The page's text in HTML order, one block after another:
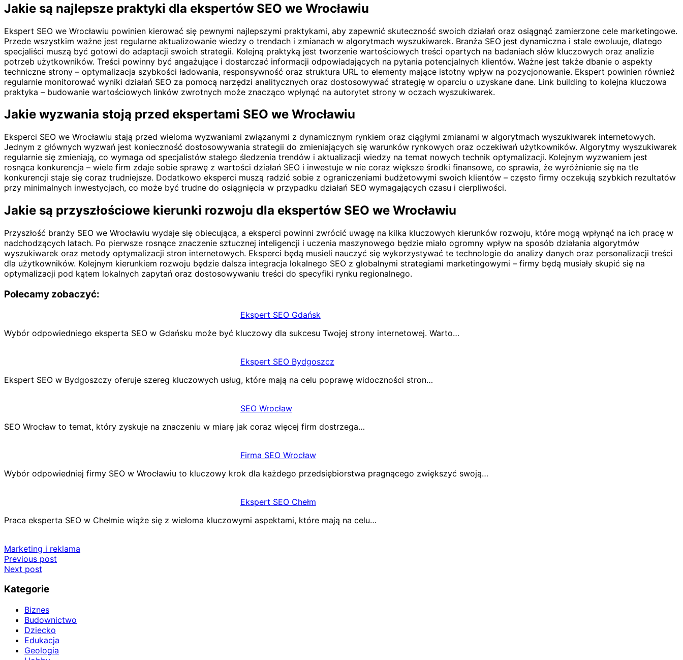
Jakie są najlepsze praktyki dla ekspertów SEO we Wrocławiu
Ekspert SEO we Wrocławiu powinien kierować się pewnymi najlepszymi praktykami, aby zapewnić skuteczność swoich działań oraz osiągnąć zamierzone cele marketingowe.
Przede wszystkim ważne jest regularne aktualizowanie wiedzy o trendach i zmianach w algorytmach wyszukiwarek. Branża SEO jest dynamiczna i stale ewoluuje, dlatego
specjaliści muszą być gotowi do adaptacji swoich strategii. Kolejną praktyką jest tworzenie wartościowych treści opartych na badaniach słów kluczowych oraz analizie
potrzeb użytkowników. Treści powinny być angażujące i dostarczać informacji odpowiadających na pytania potencjalnych klientów. Ważne jest także dbanie o aspekty
techniczne strony – optymalizacja szybkości ładowania, responsywność oraz struktura URL to elementy mające istotny wpływ na pozycjonowanie. Ekspert powinien również
regularnie monitorować wyniki działań SEO za pomocą narzędzi analitycznych oraz dostosowywać strategię w oparciu o uzyskane dane. Link building to kolejna kluczowa
praktyka – budowanie wartościowych linków zwrotnych może znacząco wpłynąć na autorytet strony w oczach wyszukiwarek.
Jakie wyzwania stoją przed ekspertami SEO we Wrocławiu
Eksperci SEO we Wrocławiu stają przed wieloma wyzwaniami związanymi z dynamicznym rynkiem oraz ciągłymi zmianami w algorytmach wyszukiwarek internetowych.
Jednym z głównych wyzwań jest konieczność dostosowywania strategii do zmieniających się warunków rynkowych oraz oczekiwań użytkowników. Algorytmy wyszukiwarek
regularnie się zmieniają, co wymaga od specjalistów stałego śledzenia trendów i aktualizacji wiedzy na temat nowych technik optymalizacji. Kolejnym wyzwaniem jest
rosnąca konkurencja – wiele firm zdaje sobie sprawę z wartości działań SEO i inwestuje w nie coraz większe środki finansowe, co sprawia, że wyróżnienie się na tle
konkurencji staje się coraz trudniejsze. Dodatkowo eksperci muszą radzić sobie z ograniczeniami budżetowymi swoich klientów – często firmy oczekują szybkich rezultatów
przy minimalnych inwestycjach, co może być trudne do osiągnięcia w przypadku działań SEO wymagających czasu i cierpliwości.
Jakie są przyszłościowe kierunki rozwoju dla ekspertów SEO we Wrocławiu
Przyszłość branży SEO we Wrocławiu wydaje się obiecująca, a eksperci powinni zwrócić uwagę na kilka kluczowych kierunków rozwoju, które mogą wpłynąć na ich pracę w
nadchodzących latach. Po pierwsze rosnące znaczenie sztucznej inteligencji i uczenia maszynowego będzie miało ogromny wpływ na sposób działania algorytmów
wyszukiwarek oraz metody optymalizacji stron internetowych. Eksperci będą musieli nauczyć się wykorzystywać te technologie do analizy danych oraz personalizacji treści
dla użytkowników. Kolejnym kierunkiem rozwoju będzie dalsza integracja lokalnego SEO z globalnymi strategiami marketingowymi – firmy będą musiały skupić się na
optymalizacji pod kątem lokalnych zapytań oraz dostosowywaniu treści do specyfiki rynku regionalnego.
Polecamy zobaczyć:
Ekspert SEO Gdańsk
Wybór odpowiedniego eksperta SEO w Gdańsku może być kluczowy dla sukcesu Twojej strony internetowej. Warto…
Ekspert SEO Bydgoszcz
Ekspert SEO w Bydgoszczy oferuje szereg kluczowych usług, które mają na celu poprawę widoczności stron…
SEO Wrocław
SEO Wrocław to temat, który zyskuje na znaczeniu w miarę jak coraz więcej firm dostrzega…
Firma SEO Wrocław
Wybór odpowiedniej firmy SEO w Wrocławiu to kluczowy krok dla każdego przedsiębiorstwa pragnącego zwiększyć swoją…
Ekspert SEO Chełm
Praca eksperta SEO w Chełmie wiąże się z wieloma kluczowymi aspektami, które mają na celu…
Marketing i reklama
Nawigacja
wpisu
Previous post
Next post
Kategorie
Biznes
Budownictwo
Dziecko
Edukacja
Geologia